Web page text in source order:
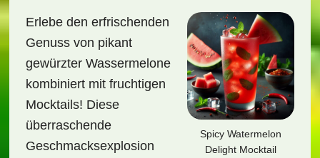
Spicy Watermelon
Delight Mocktail
Erlebe den erfrischenden
Genuss von pikant
gewürzter Wassermelone
kombiniert mit fruchtigen
Mocktails! Diese
überraschende
Geschmacksexplosion